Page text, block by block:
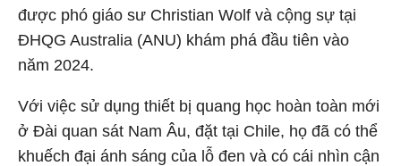
được phó giáo sư Christian Wolf và cộng sự tại
ĐHQG Australia (ANU) khám phá đầu tiên vào
năm 2024.
Với việc sử dụng thiết bị quang học hoàn toàn mới
ở Đài quan sát Nam Âu, đặt tại Chile, họ đã có thể
khuếch đại ánh sáng của lỗ đen và có cái nhìn cận